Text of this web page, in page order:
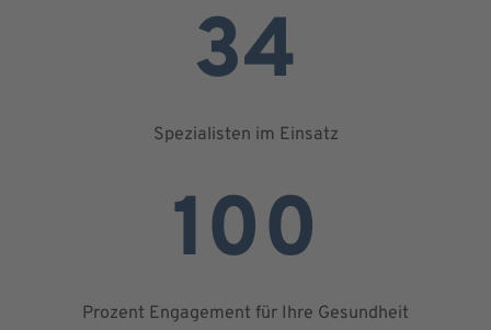
34
Spezialisten im Einsatz
100
Prozent Engagement für Ihre Gesundheit